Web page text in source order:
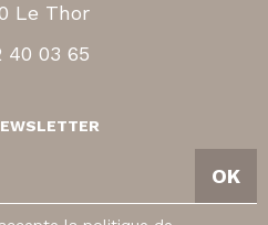
Le Thor
40 03 65
OK